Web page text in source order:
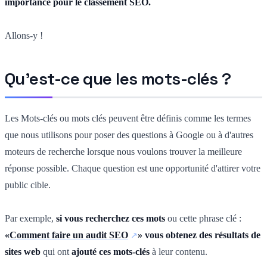
Allons-y !
Qu'est-ce que les mots-clés ?
Les Mots-clés ou mots clés peuvent être définis comme les termes
que nous utilisons pour poser des questions à Google ou à d'autres
moteurs de recherche lorsque nous voulons trouver la meilleure
réponse possible. Chaque question est une opportunité d'attirer votre
public cible.
Par exemple, si vous recherchez ces mots ou cette phrase clé :
«Comment faire un audit SEO
» vous obtenez des résultats de
sites web qui ont ajouté ces mots-clés à leur contenu.